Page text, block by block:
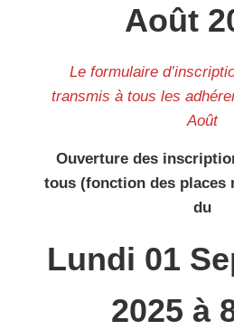
Août
Le formulaire
transmis à tous les
Août
Ouverture des
tous (fonction des places
du
Lundi 01
2025 à